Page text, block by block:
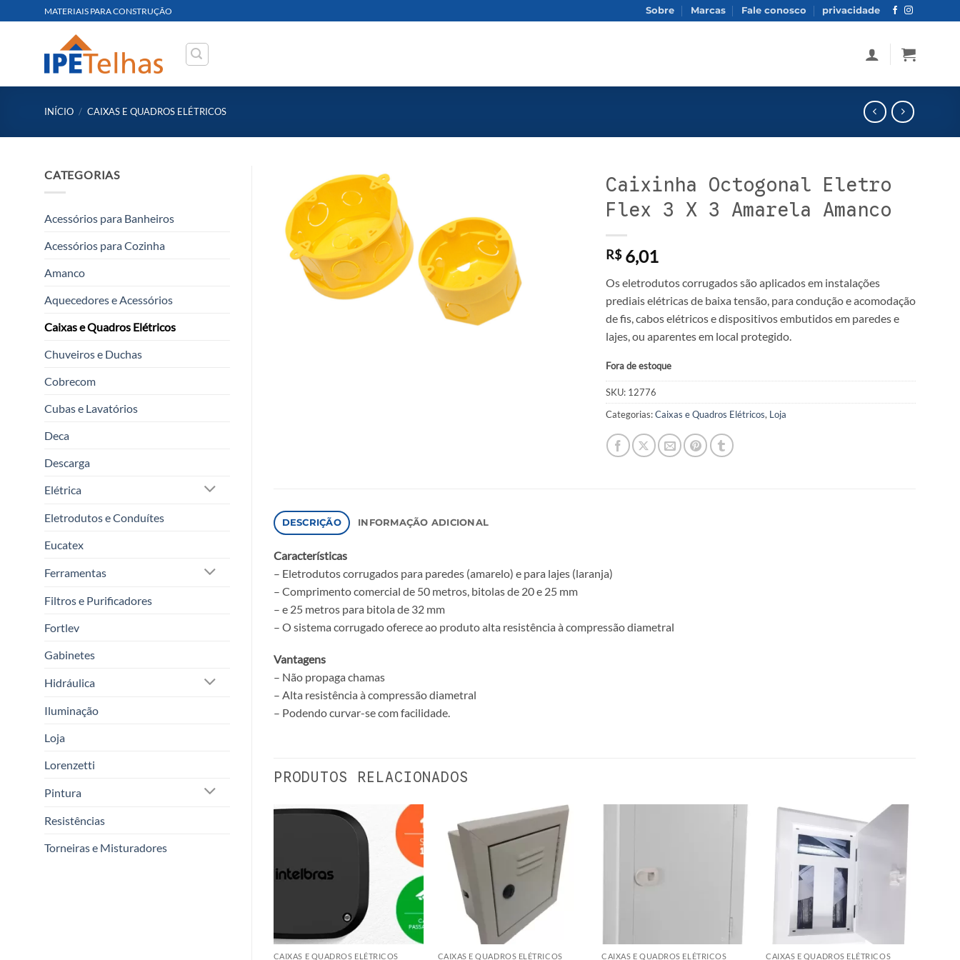
to
MATERIAIS PARA CONSTRUÇÃO Sobre Marcas Fale conosco privacidade
INÍCIO / CAIXAS E QUADROS ELÉTRICOS
CATEGORIAS
Acessórios para Banheiros
Acessórios para Cozinha
Amanco
Aquecedores e Acessórios
Caixas e Quadros Elétricos
Chuveiros e Duchas
Cobrecom
Cubas e Lavatórios
Deca
Descarga
Elétrica
Eletrodutos e Conduítes
Eucatex
Ferramentas
Filtros e Purificadores
Fortlev
Gabinetes
Hidráulica
Iluminação
Loja
Lorenzetti
Pintura
Resistências
Torneiras e Misturadores
Caixinha Octogonal Eletro
Flex 3 X 3 Amarela Amanco
R$6,01
Os eletrodutos corrugados são aplicados em instalações
prediais elétricas de baixa tensão, para condução e acomodação
de fis, cabos elétricos e dispositivos embutidos em paredes e
lajes, ou aparentes em local protegido.
Fora de estoque
SKU: 12776
Categorias:Caixas e Quadros Elétricos, Loja
DESCRIÇÃO INFORMAÇÃO ADICIONAL
Características
– Eletrodutos corrugados para paredes (amarelo) e para lajes (laranja)
– Comprimento comercial de 50 metros, bitolas de 20 e 25 mm
– e 25 metros para bitola de 32 mm
– O sistema corrugado oferece ao produto alta resistência à compressão diametral
Vantagens
– Não propaga chamas
– Alta resistência à compressão diametral
– Podendo curvar-se com facilidade.
PRODUTOS RELACIONADOS
CAIXAS E QUADROS ELÉTRICOS CAIXAS E QUADROS ELÉTRICOS CAIXAS E QUADROS ELÉTRICOS CAIXAS E QUADROS ELÉTRICOS